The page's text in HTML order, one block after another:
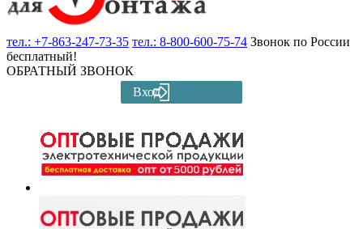
тел.: +7-863-247-73-35 тел.: 8-800-600-75-74 Звонок по России
бесплатный!
ОБРАТНЫЙ ЗВОНОК
Вход